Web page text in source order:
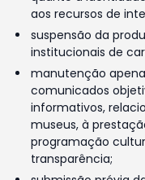
aos recursos de
suspensão da
institucionais de
manutenção
comunicados
informativos,
museus, à
programação
transparência;